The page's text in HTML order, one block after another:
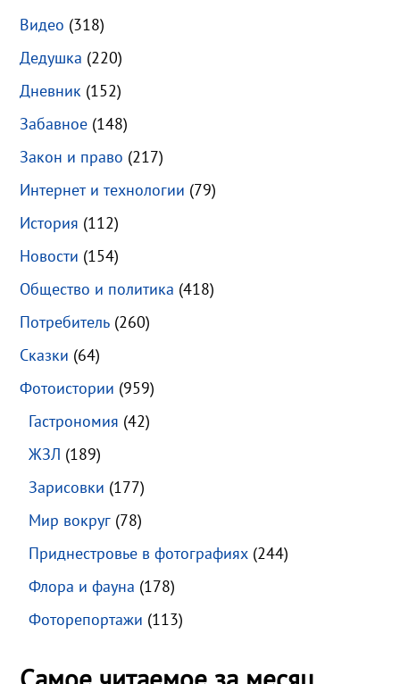
Видео (318)
Дедушка (220)
Дневник (152)
Забавное (148)
Закон и право (217)
Интернет и технологии (79)
История (112)
Новости (154)
Общество и политика (418)
Потребитель (260)
Сказки (64)
Фотоистории (959)
Гастрономия (42)
ЖЗЛ (189)
Зарисовки (177)
Мир вокруг (78)
Приднестровье в фотографиях (244)
Флора и фауна (178)
Фоторепортажи (113)